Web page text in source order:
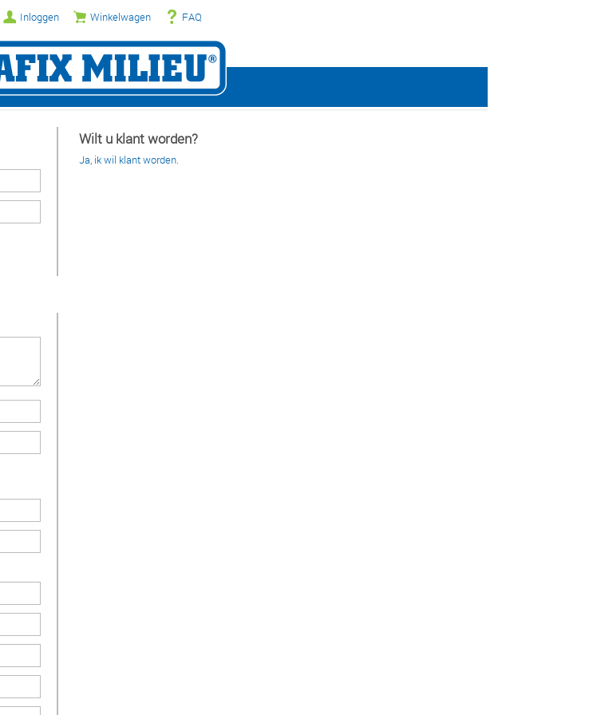
Inloggen Winkelwagen FAQ
Wilt u klant worden?
Ja, ik wil klant worden.